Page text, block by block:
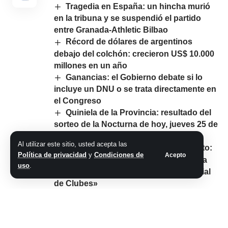
Al utilizar este sitio, usted acepta las
Política de privacidad y Condiciones de
uso.
Acepto
Tragedia en España: un hincha murió
en la tribuna y se suspendió el partido
entre Granada-Athletic Bilbao
Récord de dólares de argentinos
debajo del colchón: crecieron US$ 10.000
millones en un año
Ganancias: el Gobierno debate si lo
incluye un DNU o se trata directamente en
el Congreso
Quiniela de la Provincia: resultado del
sorteo de la Nocturna de hoy, jueves 25 de
Jorge D’Alessandro en El Chiringuito:
«Boca Juniors es el lugar indicado para
que Cristiano Ronaldo juegue el Mundial
de Clubes»